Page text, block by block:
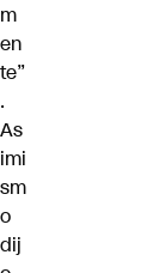
m
en
te”
.
As
imi
sm
o
dij